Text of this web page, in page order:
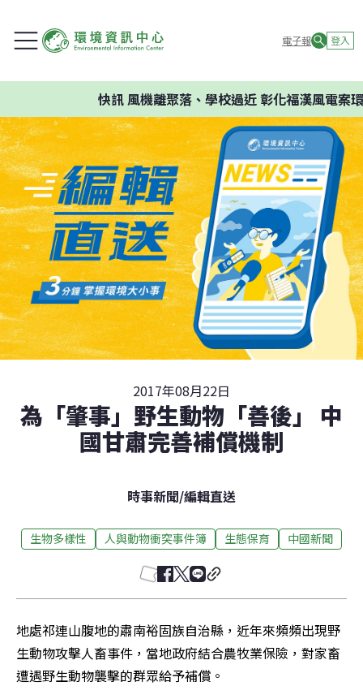
電子報 登入
快訊風機離聚落、學校過近 彰化福漢風電案環
2017年08月22日
為「肇事」野生動物「善後」 中
國甘肅完善補償機制
時事新聞/編輯直送
生物多樣性 人與動物衝突事件簿 生態保育 中國新聞
地處祁連山腹地的肅南裕固族自治縣，近年來頻頻出現野
生動物攻擊人畜事件，當地政府結合農牧業保險，對家畜
遭遇野生動物襲擊的群眾給予補償。